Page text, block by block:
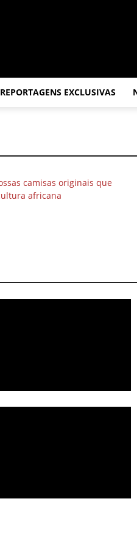
REPORTAGENS EXCLUSIVAS